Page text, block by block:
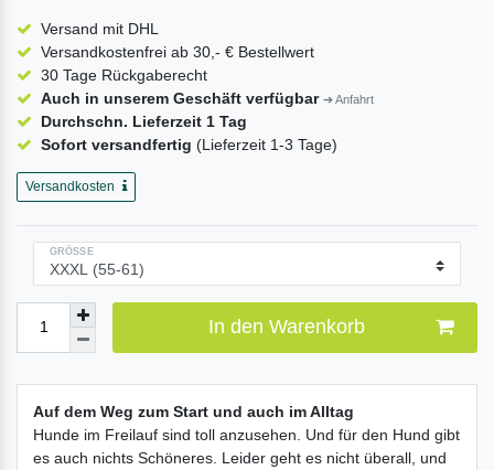
Versand mit DHL
Versandkostenfrei ab 30,- € Bestellwert
30 Tage Rückgaberecht
Auch in unserem Geschäft verfügbar ➔ Anfahrt
Durchschn. Lieferzeit 1 Tag
Sofort versandfertig (Lieferzeit 1-3 Tage)
Versandkosten
GRÖSSE
In den Warenkorb
Auf dem Weg zum Start und auch im Alltag
Hunde im Freilauf sind toll anzusehen. Und für den Hund gibt
es auch nichts Schöneres. Leider geht es nicht überall, und